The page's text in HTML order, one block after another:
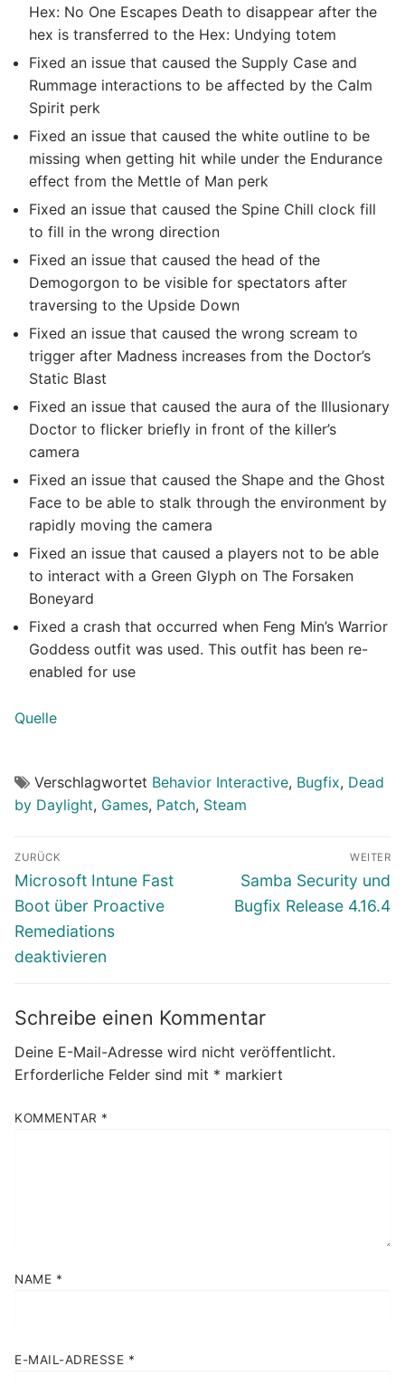
Hex: No One Escapes Death to disappear after the
hex is transferred to the Hex: Undying totem
Fixed an issue that caused the Supply Case and
Rummage interactions to be affected by the Calm
Spirit perk
Fixed an issue that caused the white outline to be
missing when getting hit while under the Endurance
effect from the Mettle of Man perk
Fixed an issue that caused the Spine Chill clock fill
to fill in the wrong direction
Fixed an issue that caused the head of the
Demogorgon to be visible for spectators after
traversing to the Upside Down
Fixed an issue that caused the wrong scream to
trigger after Madness increases from the Doctor’s
Static Blast
Fixed an issue that caused the aura of the Illusionary
Doctor to flicker briefly in front of the killer’s
camera
Fixed an issue that caused the Shape and the Ghost
Face to be able to stalk through the environment by
rapidly moving the camera
Fixed an issue that caused a players not to be able
to interact with a Green Glyph on The Forsaken
Boneyard
Fixed a crash that occurred when Feng Min’s Warrior
Goddess outfit was used. This outfit has been re-
enabled for use
Quelle
Verschlagwortet Behavior Interactive, Bugfix, Dead
by Daylight, Games, Patch, Steam
Beitragsnavigation
ZURÜCK
Vorheriger
Beitrag:
Microsoft Intune Fast
Boot über Proactive
Remediations
deaktivieren
WEITER
Nächster
Beitrag:
Samba Security und
Bugfix Release 4.16.4
Schreibe einen Kommentar
Deine E-Mail-Adresse wird nicht veröffentlicht.
Erforderliche Felder sind mit * markiert
KOMMENTAR *
NAME *
E-MAIL-ADRESSE *